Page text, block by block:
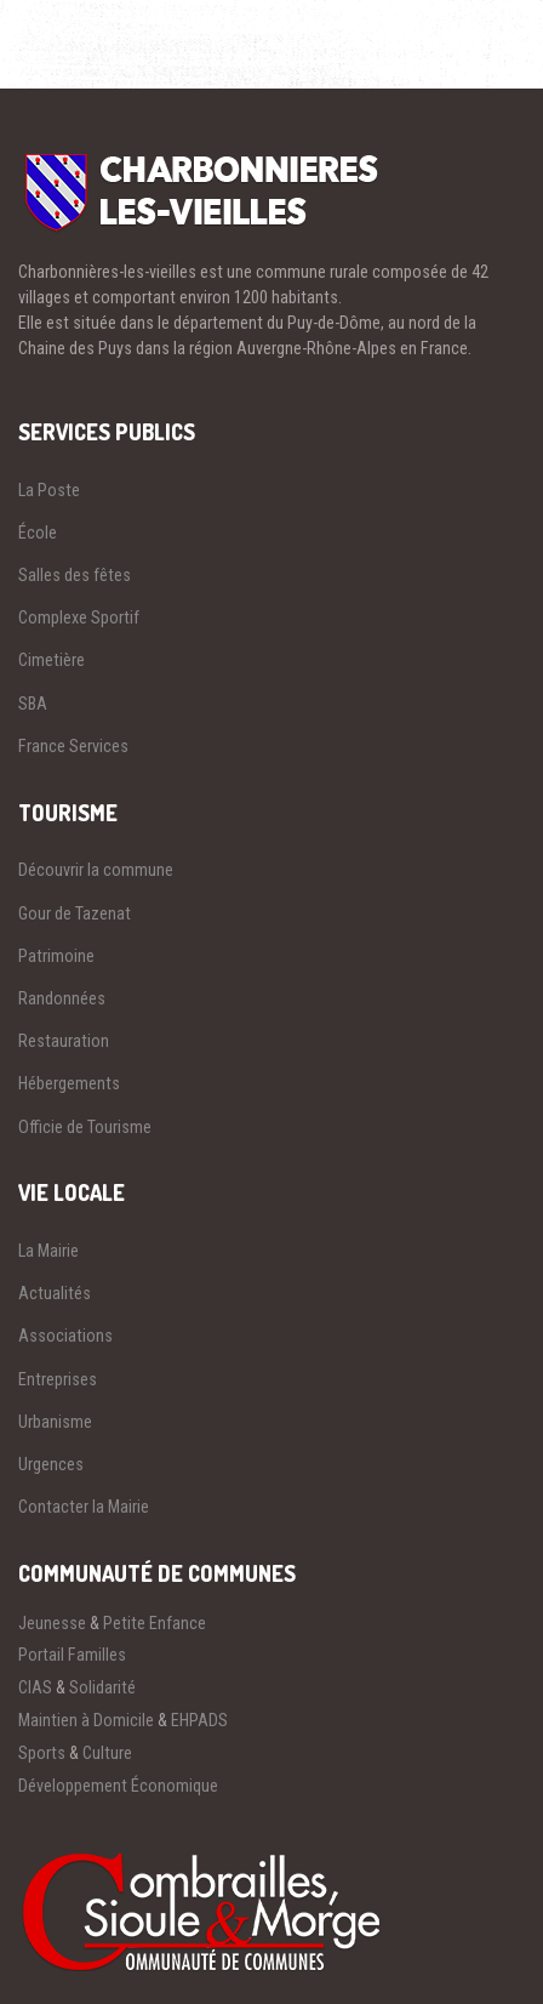
Charbonnières-les-vieilles est une commune rurale composée de 42
villages et comportant environ 1200 habitants.
Elle est située dans le département du Puy-de-Dôme, au nord de la
Chaine des Puys dans la région Auvergne-Rhône-Alpes en France.
SERVICES PUBLICS
La Poste
École
Salles des fêtes
Complexe Sportif
Cimetière
SBA
France Services
TOURISME
Découvrir la commune
Gour de Tazenat
Patrimoine
Randonnées
Restauration
Hébergements
Officie de Tourisme
VIE LOCALE
La Mairie
Actualités
Associations
Entreprises
Urbanisme
Urgences
Contacter la Mairie
COMMUNAUTÉ DE COMMUNES
Jeunesse & Petite Enfance
Portail Familles
CIAS & Solidarité
Maintien à Domicile & EHPADS
Sports & Culture
Développement Économique